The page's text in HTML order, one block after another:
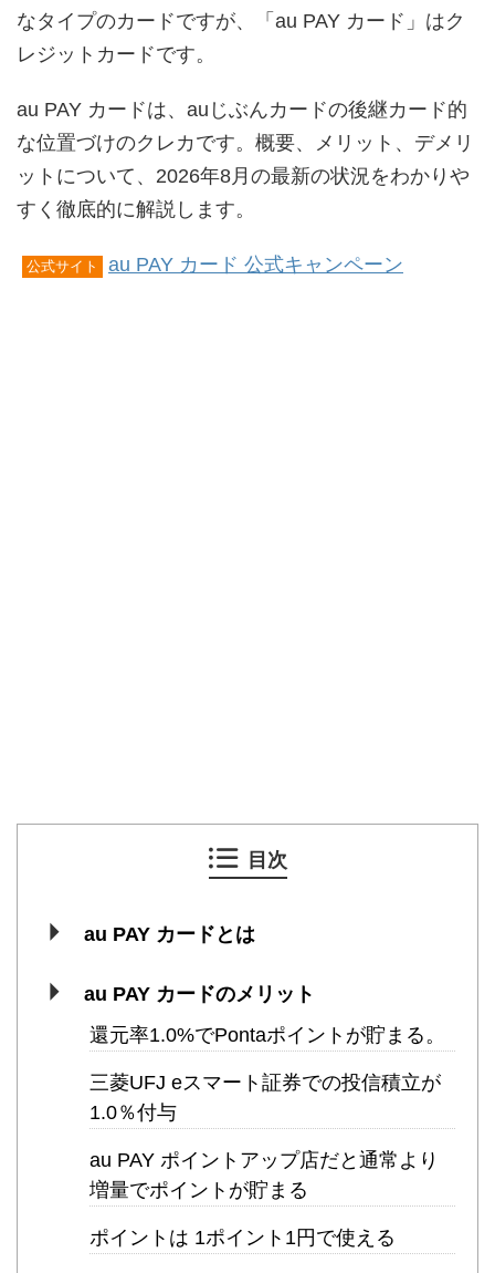
なタイプのカードですが、「au PAY カード」はク
レジットカードです。
au PAY カードは、auじぶんカードの後継カード的
な位置づけのクレカです。概要、メリット、デメリ
ットについて、2026年8月の最新の状況をわかりや
すく徹底的に解説します。
公式サイト au PAY カード 公式キャンペーン
目次
au PAY カードとは
au PAY カードのメリット
還元率1.0%でPontaポイントが貯まる。
三菱UFJ eスマート証券での投信積立が
1.0％付与
au PAY ポイントアップ店だと通常より
増量でポイントが貯まる
ポイントは 1ポイント1円で使える